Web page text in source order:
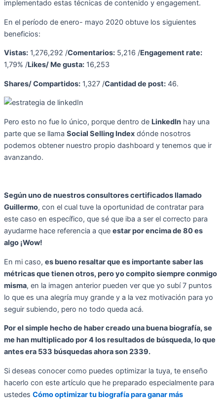
implementado estas técnicas de contenido y engagement.
En el período de enero- mayo 2020 obtuve los siguientes
beneficios:
Vistas: 1,276,292 /Comentarios: 5,216 /Engagement rate:
1,79% /Likes/ Me gusta: 16,253
Shares/ Compartidos: 1,327 /Cantidad de post: 46.
Pero esto no fue lo único, porque dentro de LinkedIn hay una
parte que se llama Social Selling Index dónde nosotros
podemos obtener nuestro propio dashboard y tenemos que ir
avanzando.
Según uno de nuestros consultores certificados llamado
Guillermo, con el cual tuve la oportunidad de contratar para
este caso en específico, que sé que iba a ser el correcto para
ayudarme hace referencia a que estar por encima de 80 es
algo ¡Wow!
En mi caso, es bueno resaltar que es importante saber las
métricas que tienen otros, pero yo compito siempre conmigo
misma, en la imagen anterior pueden ver que yo subí 7 puntos
lo que es una alegría muy grande y a la vez motivación para yo
seguir subiendo, pero no todo queda acá.
Por el simple hecho de haber creado una buena biografía, se
me han multiplicado por 4 los resultados de búsqueda, lo que
antes era 533 búsquedas ahora son 2339.
Si deseas conocer como puedes optimizar la tuya, te enseño
hacerlo con este artículo que he preparado especialmente para
ustedes Cómo optimizar tu biografía para ganar más